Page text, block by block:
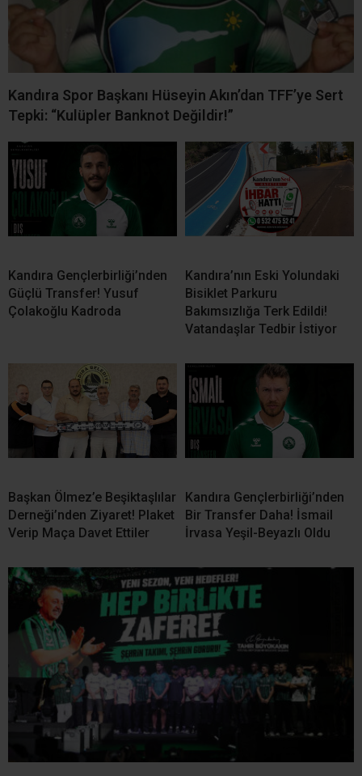
Kandıra Spor Başkanı Hüseyin Akın’dan TFF’ye Sert
Tepki: “Kulüpler Banknot Değildir!”
Kandıra Gençlerbirliği’nden
Güçlü Transfer! Yusuf
Çolakoğlu Kadroda
Kandıra’nın Eski Yolundaki
Bisiklet Parkuru
Bakımsızlığa Terk Edildi!
Vatandaşlar Tedbir İstiyor
Başkan Ölmez’e Beşiktaşlılar
Derneği’nden Ziyaret! Plaket
Verip Maça Davet Ettiler
Kandıra Gençlerbirliği’nden
Bir Transfer Daha! İsmail
İrvasa Yeşil-Beyazlı Oldu